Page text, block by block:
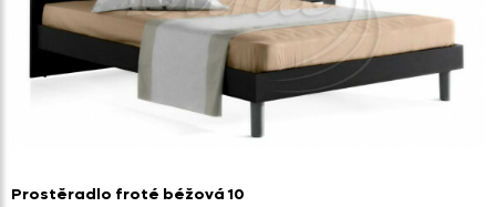
Prostěradlo froté béžová 10